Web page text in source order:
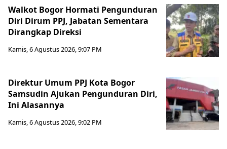
Walkot Bogor Hormati Pengunduran
Diri Dirum PPJ, Jabatan Sementara
Dirangkap Direksi
Kamis, 6 Agustus 2026, 9:07 PM
Direktur Umum PPJ Kota Bogor
Samsudin Ajukan Pengunduran Diri,
Ini Alasannya
Kamis, 6 Agustus 2026, 9:02 PM